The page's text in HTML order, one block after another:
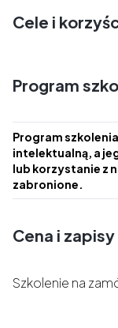
Cele i
Program
Program
intelektualną, a
lub korzystanie z
zabronione.
Cena i zapisy
Szkolenie na